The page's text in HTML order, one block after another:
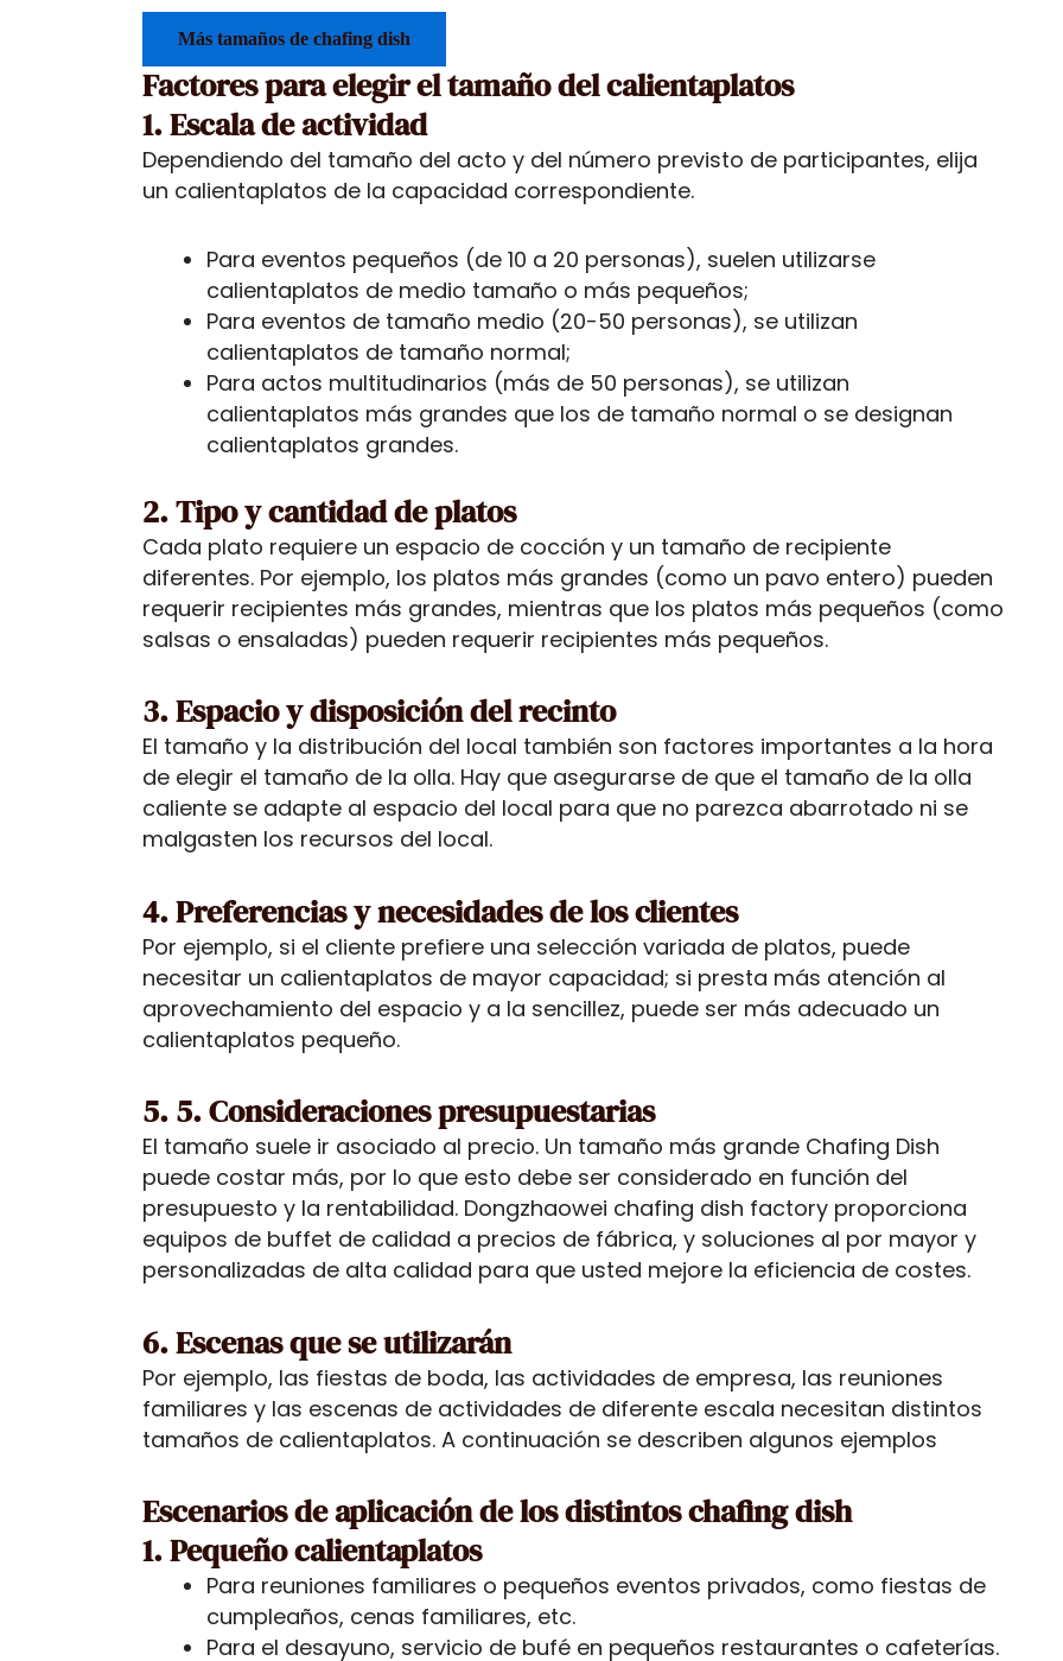
Más tamaños de chafing dish
Factores para elegir el tamaño del calientaplatos
1. Escala de actividad
Dependiendo del tamaño del acto y del número previsto de participantes, elija
un calientaplatos de la capacidad correspondiente.
Para eventos pequeños (de 10 a 20 personas), suelen utilizarse
calientaplatos de medio tamaño o más pequeños;
Para eventos de tamaño medio (20-50 personas), se utilizan
calientaplatos de tamaño normal;
Para actos multitudinarios (más de 50 personas), se utilizan
calientaplatos más grandes que los de tamaño normal o se designan
calientaplatos grandes.
2. Tipo y cantidad de platos
Cada plato requiere un espacio de cocción y un tamaño de recipiente
diferentes. Por ejemplo, los platos más grandes (como un pavo entero) pueden
requerir recipientes más grandes, mientras que los platos más pequeños (como
salsas o ensaladas) pueden requerir recipientes más pequeños.
3. Espacio y disposición del recinto
El tamaño y la distribución del local también son factores importantes a la hora
de elegir el tamaño de la olla. Hay que asegurarse de que el tamaño de la olla
caliente se adapte al espacio del local para que no parezca abarrotado ni se
malgasten los recursos del local.
4. Preferencias y necesidades de los clientes
Por ejemplo, si el cliente prefiere una selección variada de platos, puede
necesitar un calientaplatos de mayor capacidad; si presta más atención al
aprovechamiento del espacio y a la sencillez, puede ser más adecuado un
calientaplatos pequeño.
5. 5. Consideraciones presupuestarias
El tamaño suele ir asociado al precio. Un tamaño más grande Chafing Dish
puede costar más, por lo que esto debe ser considerado en función del
presupuesto y la rentabilidad. Dongzhaowei chafing dish factory proporciona
equipos de buffet de calidad a precios de fábrica, y soluciones al por mayor y
personalizadas de alta calidad para que usted mejore la eficiencia de costes.
6. Escenas que se utilizarán
Por ejemplo, las fiestas de boda, las actividades de empresa, las reuniones
familiares y las escenas de actividades de diferente escala necesitan distintos
tamaños de calientaplatos. A continuación se describen algunos ejemplos
Escenarios de aplicación de los distintos chafing dish
1. Pequeño calientaplatos
Para reuniones familiares o pequeños eventos privados, como fiestas de
cumpleaños, cenas familiares, etc.
Para el desayuno, servicio de bufé en pequeños restaurantes o cafeterías.